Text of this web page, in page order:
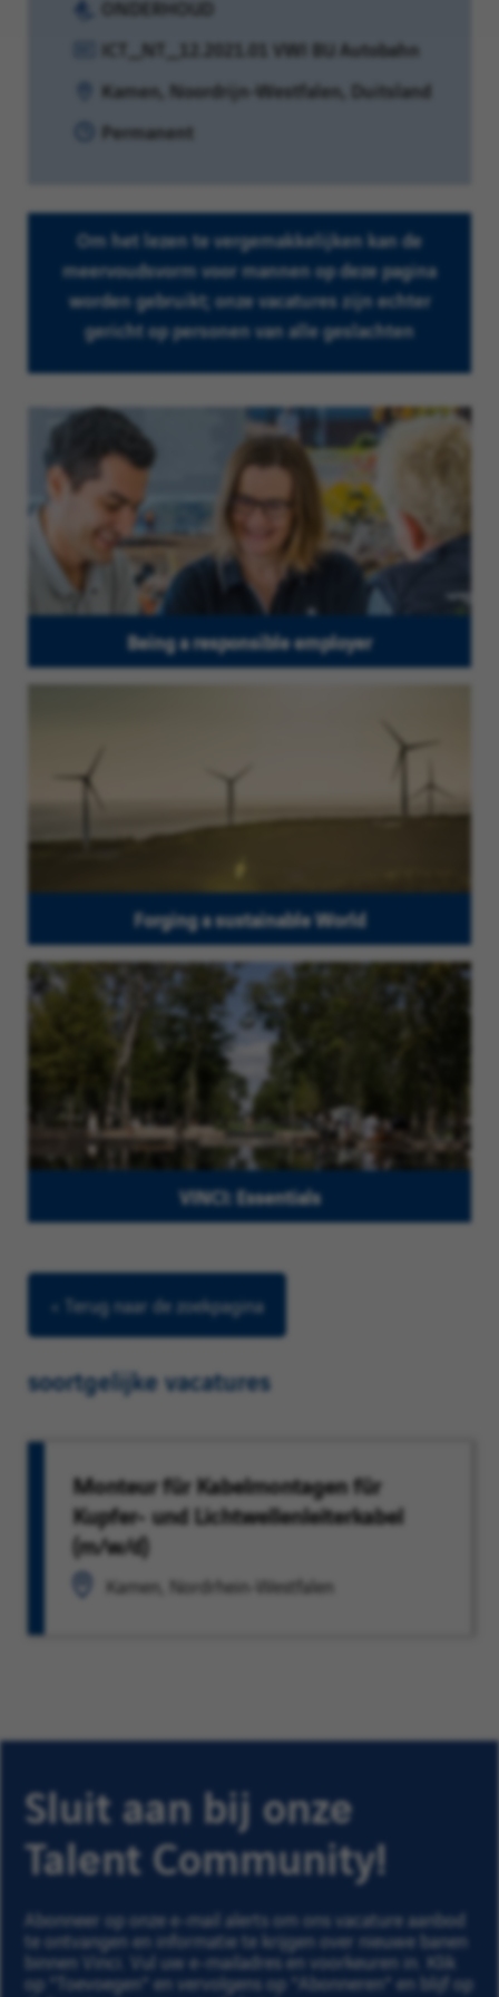
Categorie:
ONDERHOUD
Referentie:
ICT_NT_12.2021.01 VWI BU Autobahn
Locatie:
Kamen, Noordrijn-Westfalen, Duitsland
Contracttype:
Permanent
Om het lezen te vergemakkelijken kan de
meervoudsvorm voor mannen op deze pagina
worden gebruikt; onze vacatures zijn echter
gericht op personen van alle geslachten
Being a responsible employer
Forging a sustainable World
VINCI: Essentials
< Terug naar de zoekpagina
soortgelijke vacatures
Monteur für Kabelmontagen für
Kupfer- und Lichtwellenleiterkabel
(m/w/d)
Kamen, Nordrhein-Westfalen
Sluit aan bij onze
Talent Community!
Abonneer op onze e-mail alerts om ons vacature aanbod
te ontvangen en informatie te krijgen over nieuwe banen
binnen Vinci. Vul uw e-mailadres en voorkeuren in. Klik
op "Toevoegen" en vervolgens op "Abonneren" en blijf op